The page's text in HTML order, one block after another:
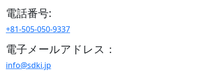
電話番号:
+81-505-050-9337
電子メールアドレス：
info@sdki.jp